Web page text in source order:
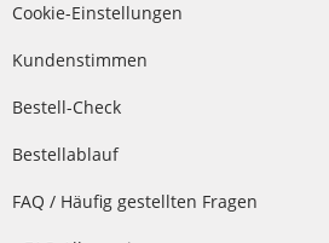
Cookie-Einstellungen
Kundenstimmen
Bestell-Check
Bestellablauf
FAQ / Häufig gestellten Fragen